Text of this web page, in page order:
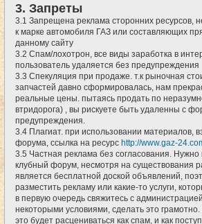
3. Запреты
3.1 Запрещена реклама сторонних ресурсов,
к марке автомобиля ГАЗ или составляющих
данному сайту
3.2 Спам/лохотрон, все виды заработка в
пользователь удаляется без предупреждения
3.3 Спекуляция при продаже. т.к рыночная
запчастей давно сформировалась, нам
реальные цены. пытаясь продать по
втридорога) , вы рискуете быть удаленны с
предупреждения.
3.4 Плагиат. при использовании материалов,
форума, ссылка на ресурс http://www.gaz-
3.5 Частная реклама без согласования.
клубный форум, несмотря на существования
является бесплатной доской объявлений,
разместить рекламу или какие-то услуги,
в первую очередь свяжитесь с
некоторыми условиями, сделать это
это будет расцениваться как спам, и как